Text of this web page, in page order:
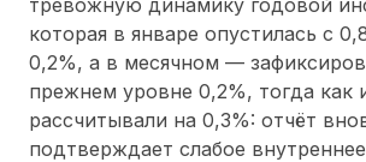
которая в январе опустилась с
0,2%, а в месячном —
прежнем уровне 0,2%, тогда как
рассчитывали на 0,3%: отчёт
подтверждает слабое